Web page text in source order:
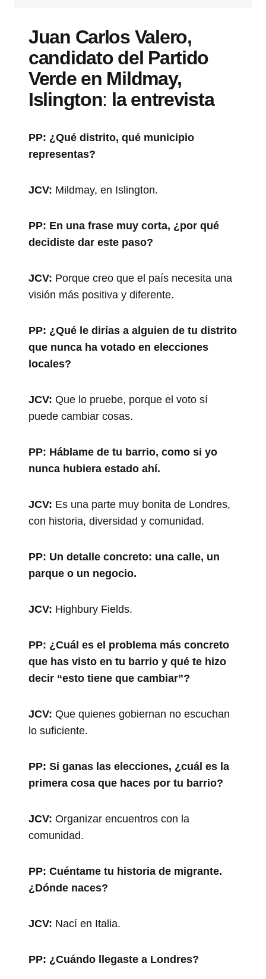
Juan Carlos Valero,
candidato del Partido
Verde en Mildmay,
Islington: la entrevista
PP: ¿Qué distrito, qué municipio
representas?
JCV: Mildmay, en Islington.
PP: En una frase muy corta, ¿por qué
decidiste dar este paso?
JCV: Porque creo que el país necesita una
visión más positiva y diferente.
PP: ¿Qué le dirías a alguien de tu distrito
que nunca ha votado en elecciones
locales?
JCV: Que lo pruebe, porque el voto sí
puede cambiar cosas.
PP: Háblame de tu barrio, como si yo
nunca hubiera estado ahí.
JCV: Es una parte muy bonita de Londres,
con historia, diversidad y comunidad.
PP: Un detalle concreto: una calle, un
parque o un negocio.
JCV: Highbury Fields.
PP: ¿Cuál es el problema más concreto
que has visto en tu barrio y qué te hizo
decir “esto tiene que cambiar”?
JCV: Que quienes gobiernan no escuchan
lo suficiente.
PP: Si ganas las elecciones, ¿cuál es la
primera cosa que haces por tu barrio?
JCV: Organizar encuentros con la
comunidad.
PP: Cuéntame tu historia de migrante.
¿Dónde naces?
JCV: Nací en Italia.
PP: ¿Cuándo llegaste a Londres?